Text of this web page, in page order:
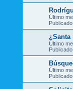
Último
¿Santa
Último
Último